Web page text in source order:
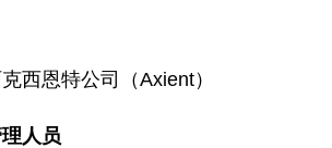
恩特公司（Axient）
人员